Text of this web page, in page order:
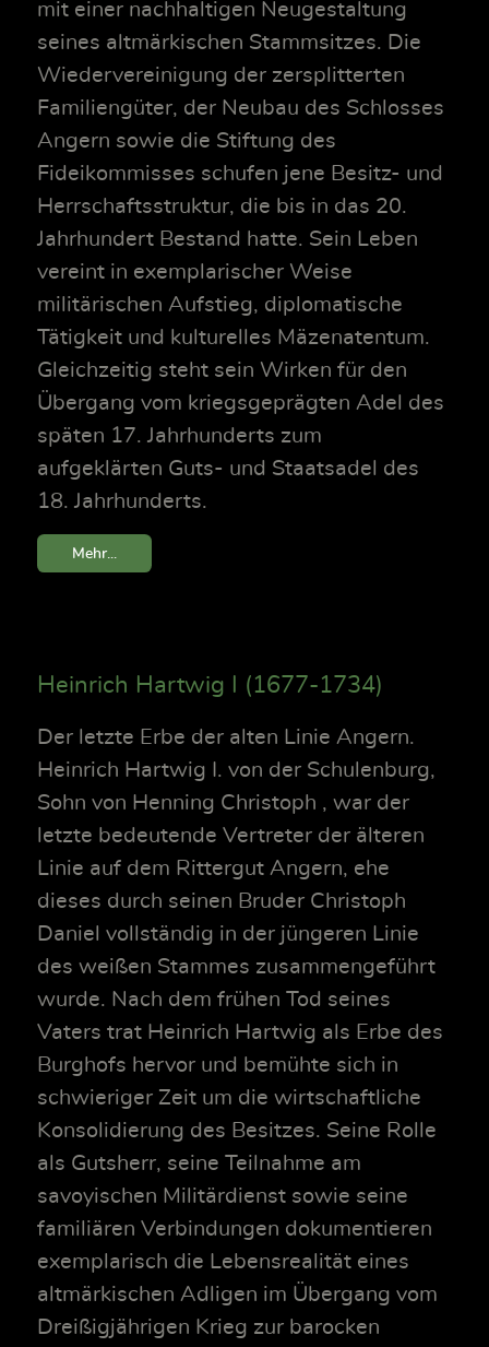
mit einer nachhaltigen Neugestaltung
seines altmärkischen Stammsitzes. Die
Wiedervereinigung der zersplitterten
Familiengüter, der Neubau des Schlosses
Angern sowie die Stiftung des
Fideikommisses schufen jene Besitz- und
Herrschaftsstruktur, die bis in das 20.
Jahrhundert Bestand hatte. Sein Leben
vereint in exemplarischer Weise
militärischen Aufstieg, diplomatische
Tätigkeit und kulturelles Mäzenatentum.
Gleichzeitig steht sein Wirken für den
Übergang vom kriegsgeprägten Adel des
späten 17. Jahrhunderts zum
aufgeklärten Guts- und Staatsadel des
18. Jahrhunderts.
Mehr...
Heinrich Hartwig I (1677-1734)
Der letzte Erbe der alten Linie Angern.
Heinrich Hartwig I. von der Schulenburg,
Sohn von Henning Christoph , war der
letzte bedeutende Vertreter der älteren
Linie auf dem Rittergut Angern, ehe
dieses durch seinen Bruder Christoph
Daniel vollständig in der jüngeren Linie
des weißen Stammes zusammengeführt
wurde. Nach dem frühen Tod seines
Vaters trat Heinrich Hartwig als Erbe des
Burghofs hervor und bemühte sich in
schwieriger Zeit um die wirtschaftliche
Konsolidierung des Besitzes. Seine Rolle
als Gutsherr, seine Teilnahme am
savoyischen Militärdienst sowie seine
familiären Verbindungen dokumentieren
exemplarisch die Lebensrealität eines
altmärkischen Adligen im Übergang vom
Dreißigjährigen Krieg zur barocken